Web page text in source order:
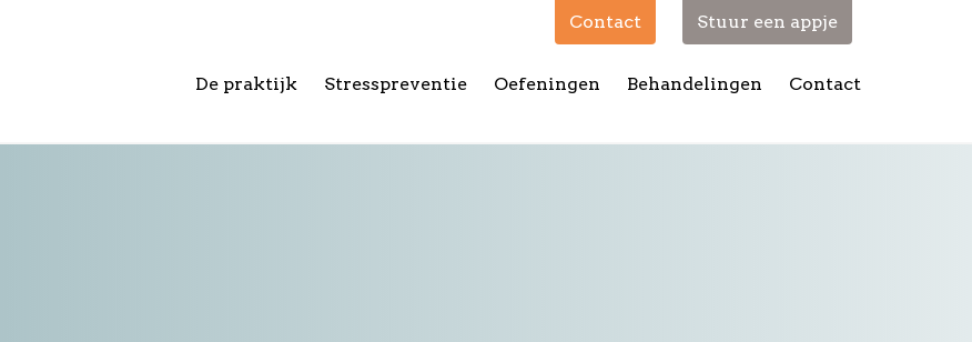
De praktijk Stresspreventie Oefeningen Behandelingen Contact
Contact Stuur een appje